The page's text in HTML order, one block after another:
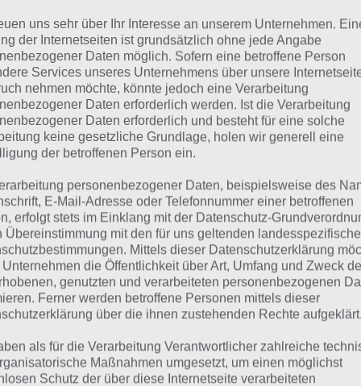
Lösungen für 94%
findest du bereits die Lösung zum Bild: Pizza. Da die
anders ist, können wir dir nicht das exakte Level
Komplettlösung jedoch trotzdem zu jedem
findest!
Weitere Lösungen zu 94% gesucht
Schaue inunsere Komplettlösung
uns sehr über Ihr Interesse an unserem Unternehmen.
der Internetseiten ist grundsätzlich ohne jede Angabe
Daten möglich. Sofern eine betroffene Person
Services unseres Unternehmens über unsere
nehmen möchte, könnte jedoch eine Verarbeitung
Daten erforderlich werden. Ist die Verarbeitung
Daten erforderlich und besteht für eine solche
keine gesetzliche Grundlage, holen wir generell eine
der betroffenen Person ein.
personenbezogener Daten, beispielsweise des
E-Mail-Adresse oder Telefonnummer einer betroffenen
erfolgt stets im Einklang mit der Datenschutz-
Übereinstimmung mit den für uns geltenden
Mittels dieser Datenschutzerklärung
Unternehmen die Öffentlichkeit über Art, Umfang und Zweck
genutzten und verarbeiteten personenbezogenen
Ferner werden betroffene Personen mittels dieser
über die ihnen zustehenden Rechte aufgeklärt.
als für die Verarbeitung Verantwortlicher zahlreiche
Maßnahmen umgesetzt, um einen möglichst
Schutz der über diese Internetseite verarbeiteten